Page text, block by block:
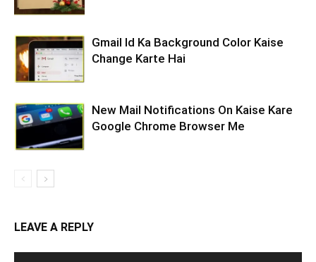
Gmail Id Ka Background Color Kaise
Change Karte Hai
New Mail Notifications On Kaise Kare
Google Chrome Browser Me
LEAVE A REPLY